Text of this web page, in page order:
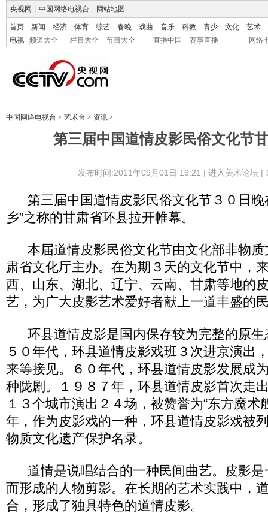
央视网 中国网络电视台 网站地图
首页 新闻 经济 体育 综艺 春晚 戏曲 音乐 科教 青少 文化
艺术
电视
频道大全 栏目大全 节目大全 直播中国 赛事直播 网络
中国网络电视台 > 艺术台 > 资讯 >
第三届中国道情皮影民俗文化节
发布时间:2011年09月01日 16:21 | 进入美术论坛|
第三届中国道情皮影民俗文化节３０日晚
乡”之称的甘肃省环县拉开帷幕。
本届道情皮影民俗文化节由文化部非物质
肃省文化厅主办。在为期３天的文化节中，
西、山东、湖北、辽宁、云南、甘肃等地的
艺，为广大皮影艺术爱好者献上一道丰盛的
环县道情皮影是国内保存较为完整的原生
５０年代，环县道情皮影戏班３次进京演出
来等接见。６０年代，环县道情皮影发展成
种陇剧。１９８７年，环县道情皮影首次走
１３个城市演出２４场，被赞誉为“东方魔术
年，作为皮影戏的一种，环县道情皮影戏被
物质文化遗产保护名录。
道情是说唱结合的一种民间曲艺。皮影是
而形成的人物剪影。在长期的艺术实践中，
合，形成了独具特色的道情皮影。